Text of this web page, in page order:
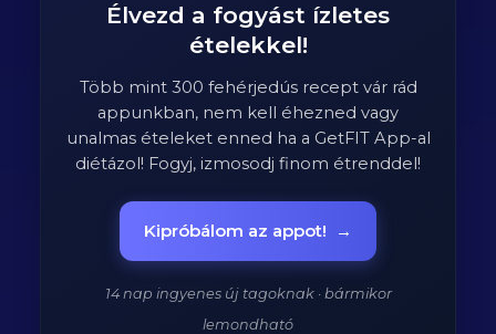
Élvezd a fogyást ízletes
ételekkel!
Több mint 300 fehérjedús recept vár rád
appunkban, nem kell éhezned vagy
unalmas ételeket enned ha a GetFIT App-al
diétázol! Fogyj, izmosodj finom étrenddel!
Kipróbálom az appot! →
14 nap ingyenes új tagoknak · bármikor
lemondható